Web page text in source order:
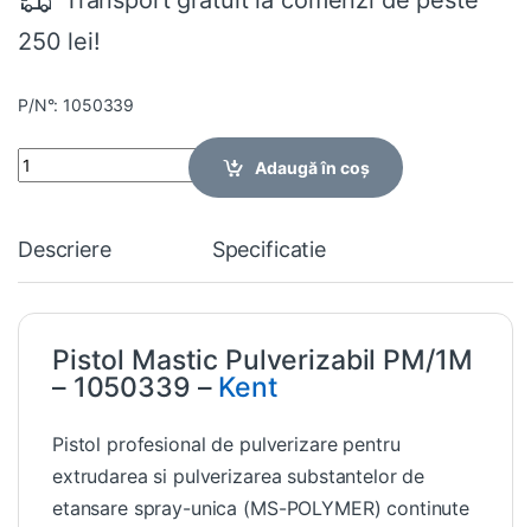
250 lei!
P/N°: 1050339
Quantity
Adaugă în coș
Descriere Specificatie
Pistol Mastic Pulverizabil PM/1M
– 1050339 – Kent
Pistol profesional de pulverizare pentru
extrudarea si pulverizarea substantelor de
etansare spray-unica (MS-POLYMER) continute